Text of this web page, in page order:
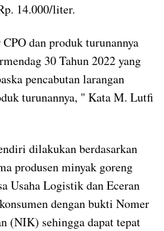
14.000/liter.
dan produk turunannya
30 Tahun 2022 yang
pencabutan larangan
turunannya, " Kata M. Lutfi
dilakukan berdasarkan
produsen minyak goreng
Usaha Logistik dan Eceran
dengan bukti Nomer
(NIK) sehingga dapat tepat